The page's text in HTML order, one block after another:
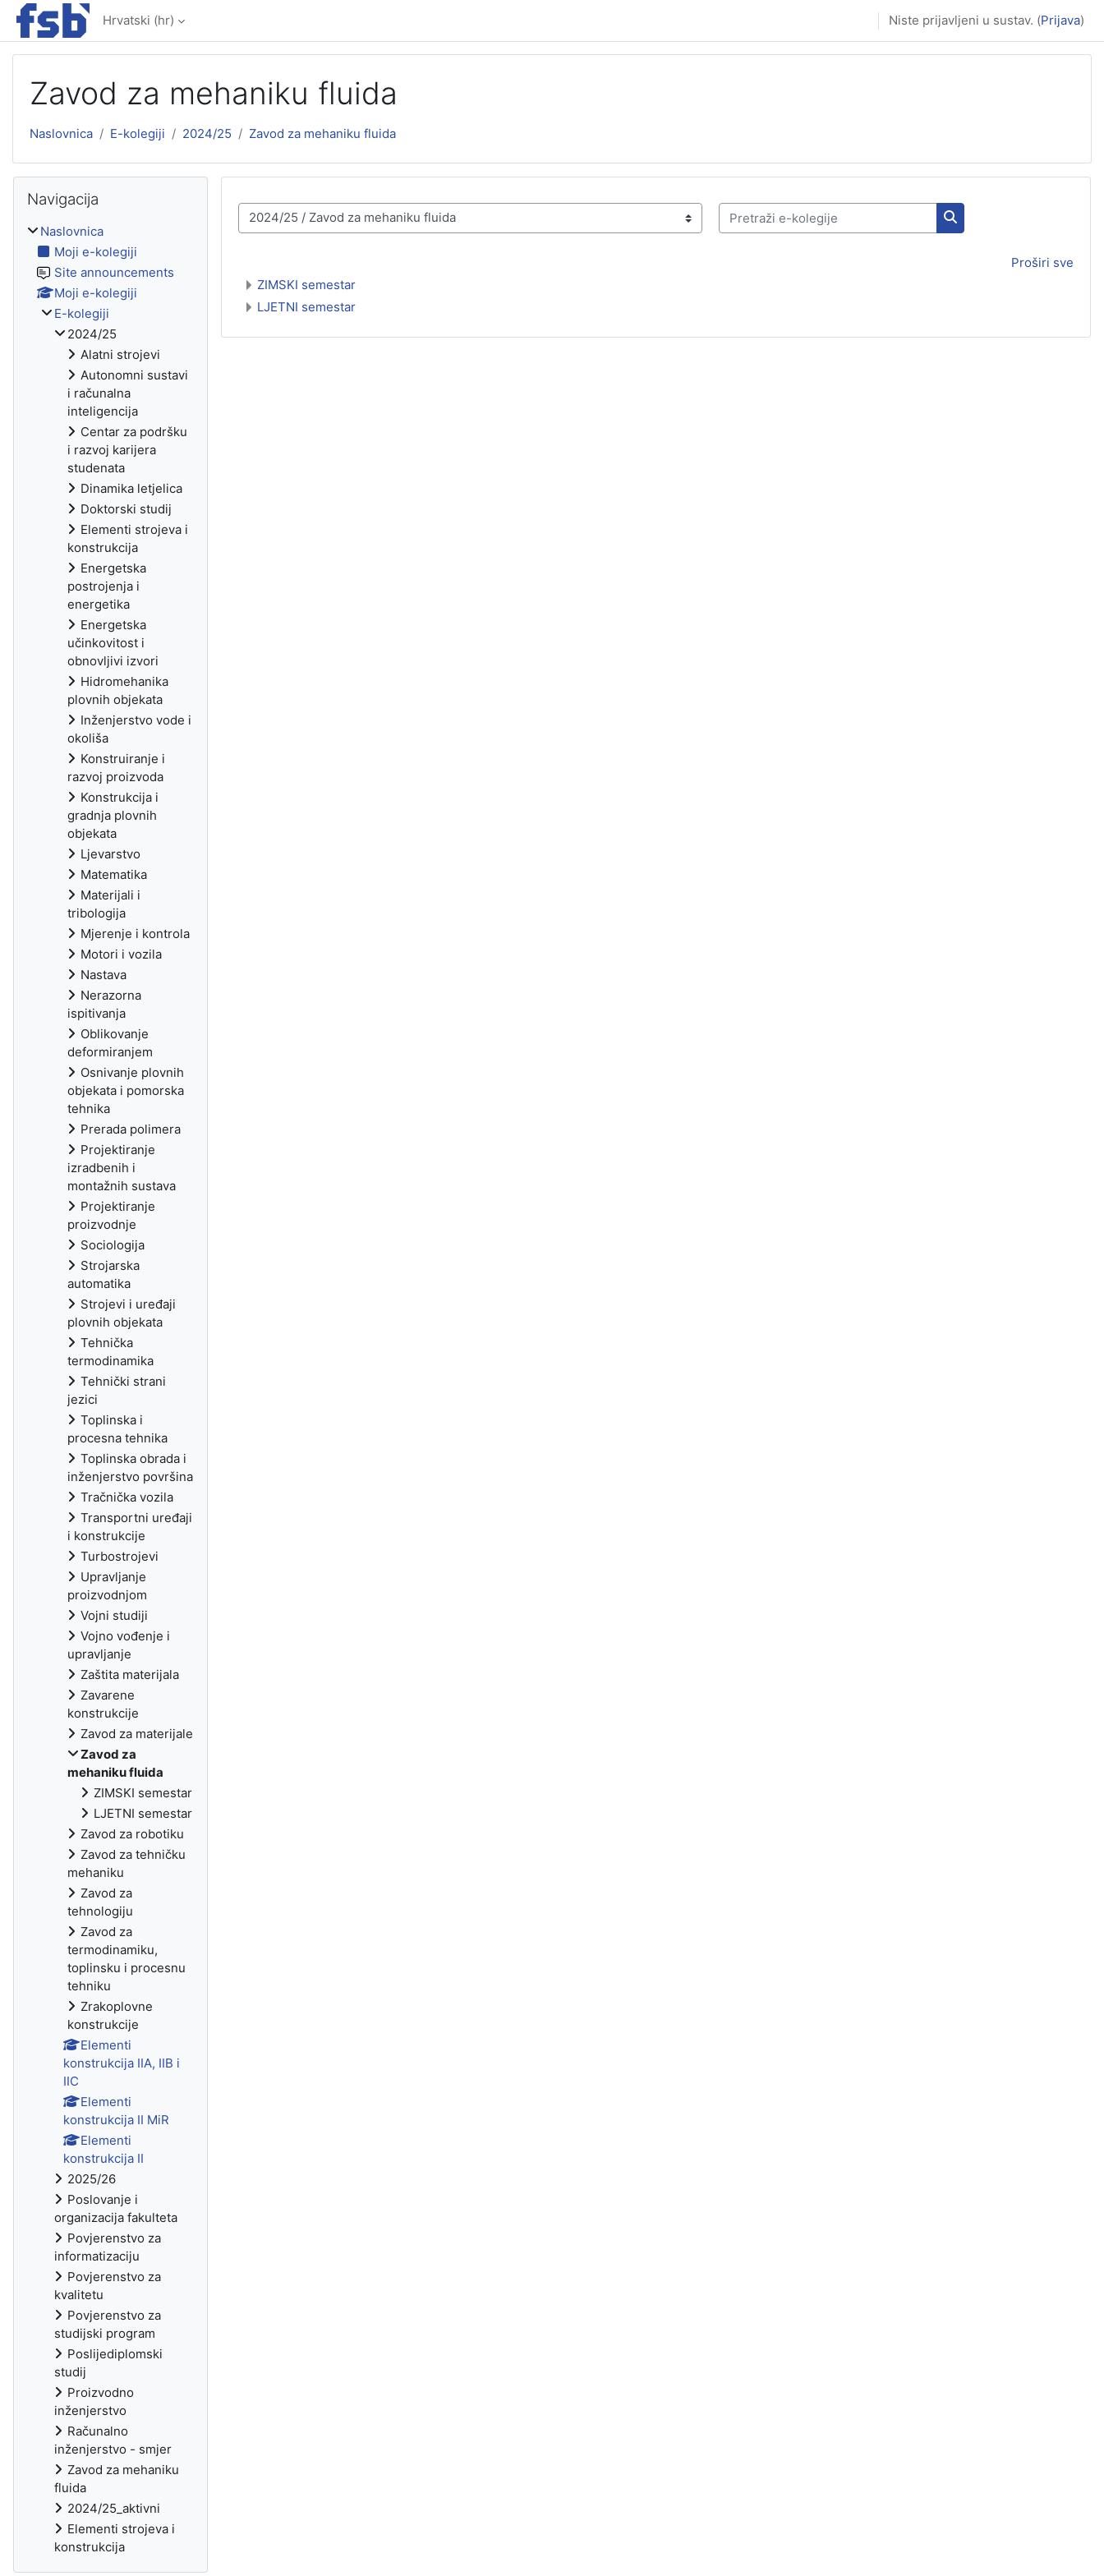
Preskoči na sadržaj
Hrvatski ‎(hr)‎ Niste prijavljeni u sustav. (Prijava)
Zavod za mehaniku fluida
Naslovnica E-kolegiji 2024/25 Zavod za mehaniku fluida
Popis e-kolegija
Pretraži e-kolegije
Pretraži e-kolegije
Proširi sve
ZIMSKI semestar
LJETNI semestar
Navigacija
Naslovnica
Moji e-kolegiji
Site announcements
Moji e-kolegiji
E-kolegiji
2024/25
Alatni strojevi
Autonomni sustavi
i računalna
inteligencija
Centar za podršku
i razvoj karijera
studenata
Dinamika letjelica
Doktorski studij
Elementi strojeva i
konstrukcija
Energetska
postrojenja i
energetika
Energetska
učinkovitost i
obnovljivi izvori
Hidromehanika
plovnih objekata
Inženjerstvo vode i
okoliša
Konstruiranje i
razvoj proizvoda
Konstrukcija i
gradnja plovnih
objekata
Ljevarstvo
Matematika
Materijali i
tribologija
Mjerenje i kontrola
Motori i vozila
Nastava
Nerazorna
ispitivanja
Oblikovanje
deformiranjem
Osnivanje plovnih
objekata i pomorska
tehnika
Prerada polimera
Projektiranje
izradbenih i
montažnih sustava
Projektiranje
proizvodnje
Sociologija
Strojarska
automatika
Strojevi i uređaji
plovnih objekata
Tehnička
termodinamika
Tehnički strani
jezici
Toplinska i
procesna tehnika
Toplinska obrada i
inženjerstvo površina
Tračnička vozila
Transportni uređaji
i konstrukcije
Turbostrojevi
Upravljanje
proizvodnjom
Vojni studiji
Vojno vođenje i
upravljanje
Zaštita materijala
Zavarene
konstrukcije
Zavod za materijale
Zavod za
mehaniku fluida
ZIMSKI semestar
LJETNI semestar
Zavod za robotiku
Zavod za tehničku
mehaniku
Zavod za
tehnologiju
Zavod za
termodinamiku,
toplinsku i procesnu
tehniku
Zrakoplovne
konstrukcije
Elementi
konstrukcija IIA, IIB i
IIC
Elementi
konstrukcija II MiR
Elementi
konstrukcija II
2025/26
Poslovanje i
organizacija fakulteta
Povjerenstvo za
informatizaciju
Povjerenstvo za
kvalitetu
Povjerenstvo za
studijski program
Poslijediplomski
studij
Proizvodno
inženjerstvo
Računalno
inženjerstvo - smjer
Zavod za mehaniku
fluida
2024/25_aktivni
Elementi strojeva i
konstrukcija